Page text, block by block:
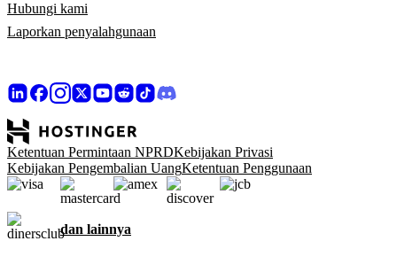
Hubungi kami
Laporkan penyalahgunaan
Ketentuan Permintaan NPRDKebijakan Privasi
Kebijakan Pengembalian UangKetentuan Penggunaan
dan lainnya